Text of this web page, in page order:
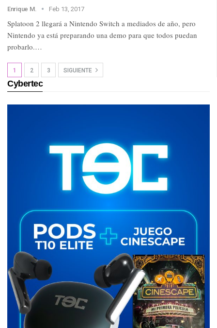
Enrique M. Feb 13, 2017
Splatoon 2 llegará a Nintendo Switch a mediados de año, pero
Nintendo ya está preparando una demo para que todos puedan
probarlo.…
1 2 3 SIGUIENTE
Cybertec